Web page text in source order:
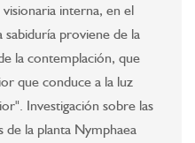
interna, en el
proviene de la
la contemplación, que
que conduce a la luz
Investigación sobre las
de la planta Nymphaea